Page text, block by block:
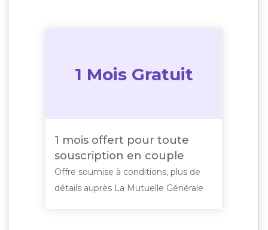
1 Mois Gratuit
1 mois offert pour toute
souscription en couple
Offre soumise à conditions, plus de
détails auprès La Mutuelle Générale